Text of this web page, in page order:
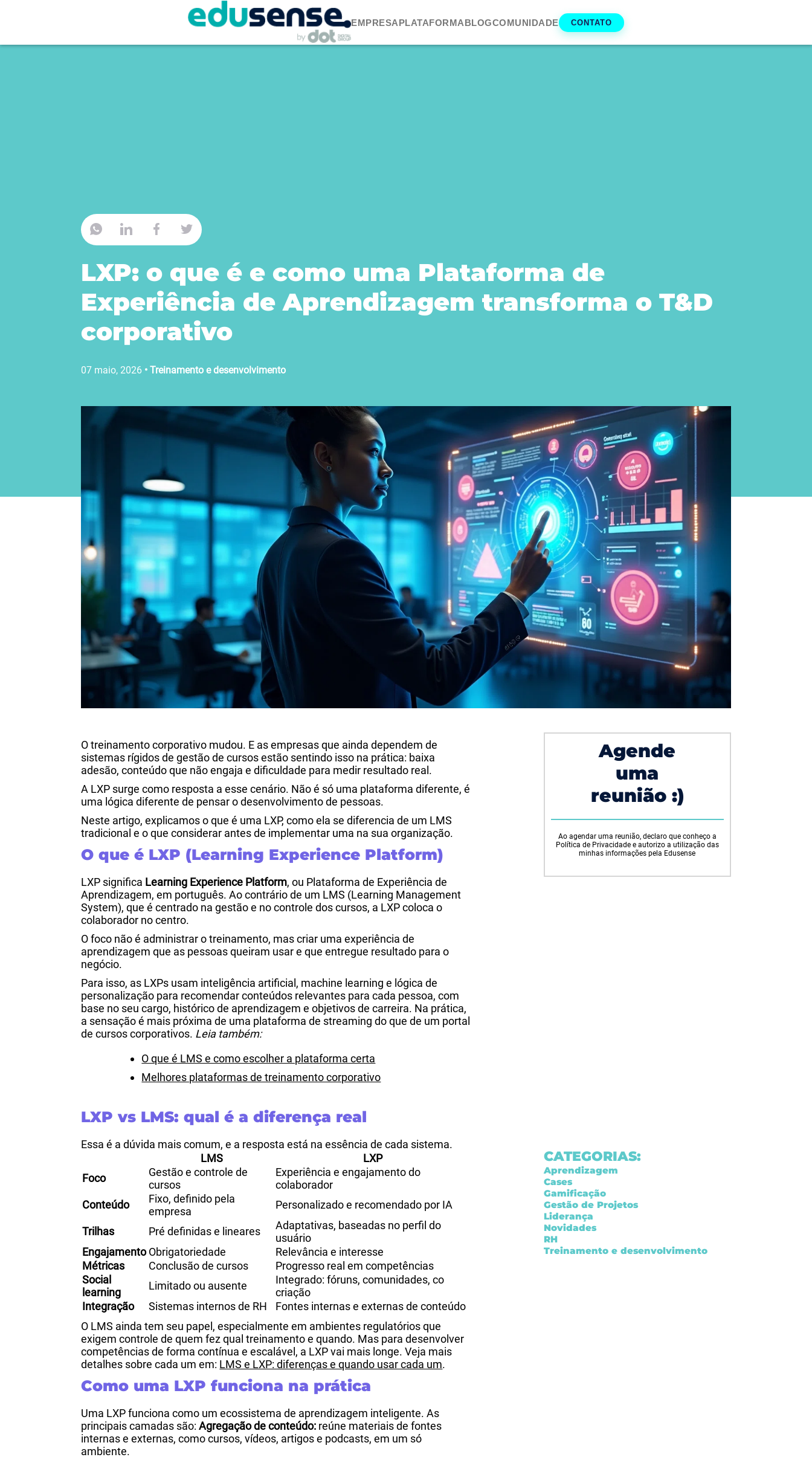
EMPRESAPLATAFORMABLOGCOMUNIDADE CONTATO
LXP: o que é e como uma Plataforma de
Experiência de Aprendizagem transforma o T&D
corporativo
07 maio, 2026 •Treinamento e desenvolvimento
O treinamento corporativo mudou. E as empresas que ainda dependem de
sistemas rígidos de gestão de cursos estão sentindo isso na prática: baixa
adesão, conteúdo que não engaja e dificuldade para medir resultado real.
A LXP surge como resposta a esse cenário. Não é só uma plataforma diferente, é
uma lógica diferente de pensar o desenvolvimento de pessoas.
Neste artigo, explicamos o que é uma LXP, como ela se diferencia de um LMS
tradicional e o que considerar antes de implementar uma na sua organização.
O que é LXP (Learning Experience Platform)
LXP significa Learning Experience Platform, ou Plataforma de Experiência de
Aprendizagem, em português. Ao contrário de um LMS (Learning Management
System), que é centrado na gestão e no controle dos cursos, a LXP coloca o
colaborador no centro.
O foco não é administrar o treinamento, mas criar uma experiência de
aprendizagem que as pessoas queiram usar e que entregue resultado para o
negócio.
Para isso, as LXPs usam inteligência artificial, machine learning e lógica de
personalização para recomendar conteúdos relevantes para cada pessoa, com
base no seu cargo, histórico de aprendizagem e objetivos de carreira. Na prática,
a sensação é mais próxima de uma plataforma de streaming do que de um portal
de cursos corporativos. Leia também:
O que é LMS e como escolher a plataforma certa
Melhores plataformas de treinamento corporativo
LXP vs LMS: qual é a diferença real
Essa é a dúvida mais comum, e a resposta está na essência de cada sistema.
LMS
LXP
Foco
Gestão e controle de
cursos
Experiência e engajamento do
colaborador
Conteúdo
Fixo, definido pela
empresa
Personalizado e recomendado por IA
Trilhas Pré definidas e lineares
Adaptativas, baseadas no perfil do
usuário
Engajamento Obrigatoriedade
Relevância e interesse
Métricas
Conclusão de cursos
Progresso real em competências
Social
learning
Limitado ou ausente
Integrado: fóruns, comunidades, co
criação
Integração
Sistemas internos de RH
Fontes internas e externas de conteúdo
O LMS ainda tem seu papel, especialmente em ambientes regulatórios que
exigem controle de quem fez qual treinamento e quando. Mas para desenvolver
competências de forma contínua e escalável, a LXP vai mais longe. Veja mais
detalhes sobre cada um em: LMS e LXP: diferenças e quando usar cada um.
Como uma LXP funciona na prática
Uma LXP funciona como um ecossistema de aprendizagem inteligente. As
principais camadas são:Agregação de conteúdo: reúne materiais de fontes
internas e externas, como cursos, vídeos, artigos e podcasts, em um só
ambiente.
Agende
uma
reunião :)
Ao agendar uma reunião, declaro que conheço a
Política de Privacidade e autorizo a utilização das
minhas informações pela Edusense
CATEGORIAS:
Aprendizagem
Cases
Gamificação
Gestão de Projetos
Liderança
Novidades
RH
Treinamento e desenvolvimento